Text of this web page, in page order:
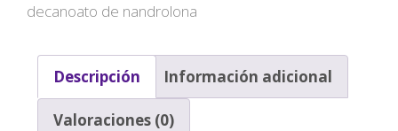
decanoato de nandrolona
Descripción Información adicional
Valoraciones (0)